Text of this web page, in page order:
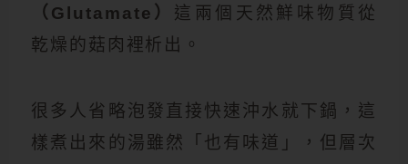
（Glutamate） 這兩個天然鮮味物質從
乾燥的菇肉裡析出。
很多人省略泡發直接快速沖水就下鍋，這
樣煮出來的湯雖然「也有味道」，但層次